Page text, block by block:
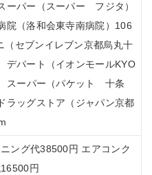
ーパー（スーパー フジタ）
院（洛和会東寺南病院）106
（セブンイレブン京都烏丸十
デパート（イオンモールKYO
スーパー（パケット 十条
ラッグストア（ジャパン京都
ング代38500円 エアコンク
円